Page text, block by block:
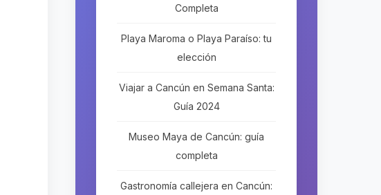
Completa
Playa Maroma o Playa Paraíso: tu
elección
Viajar a Cancún en Semana Santa:
Guía 2024
Museo Maya de Cancún: guía
completa
Gastronomía callejera en Cancún: